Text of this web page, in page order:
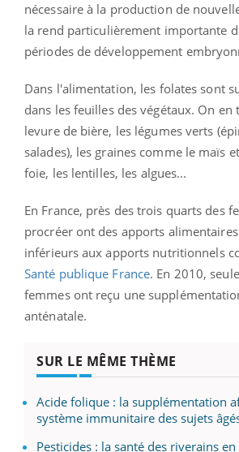
nécessaire à la production de
la rend particulièrement importante
périodes de développement
Dans l'alimentation, les folates sont
dans les feuilles des végétaux. On en
levure de bière, les légumes verts
salades), les graines comme le maïs
foie, les lentilles, les algues...
En France, près des trois quarts des
procréer ont des apports
inférieurs aux apports nutritionnels
Santé publique France. En 2010,
femmes ont reçu une
anténatale.
SUR LE MÊME THÈME
Acide folique : la supplémentation
système immunitaire des sujets
Pesticides : la santé des riverains